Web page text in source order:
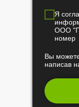
Я
ООО
номер
Вы можете
написав